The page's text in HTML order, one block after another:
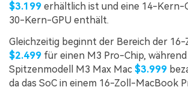
$3.199 erhältlich ist und eine 14-Kern-
30-Kern-GPU enthält.
Gleichzeitig beginnt der Bereich der
$2.499 für einen M3 Pro-Chip,
Spitzenmodell M3 Max Mac $3.999
da das SoC in einem 16-Zoll-MacBook